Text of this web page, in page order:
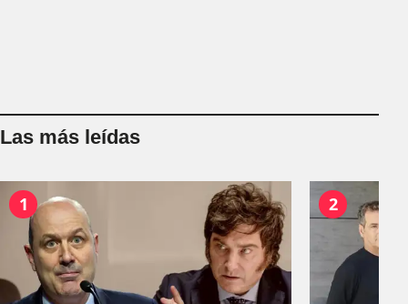
Las más leídas
1 2